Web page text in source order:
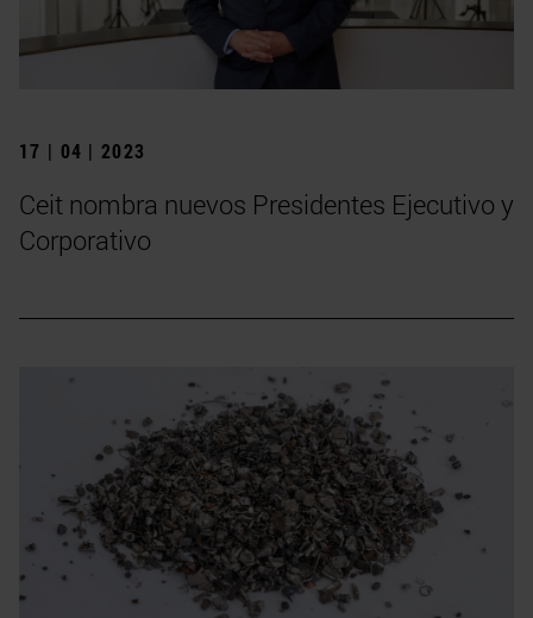
17 | 04 | 2023
Ceit nombra nuevos Presidentes Ejecutivo y
Corporativo